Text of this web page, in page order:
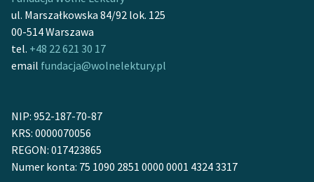
Szkoła Poezji Wolnych
Lektur
O nas
O projekcie
Zespół
ul. Marszałkowska 84/92 lok. 125
00-514 Warszawa
tel. +48 22 621 30 17
email fundacja@wolnelektury.pl
NIP: 952-187-70-87
KRS: 0000070056
REGON: 017423865
Numer konta: 75 1090 2851 0000 0001 4324 3317